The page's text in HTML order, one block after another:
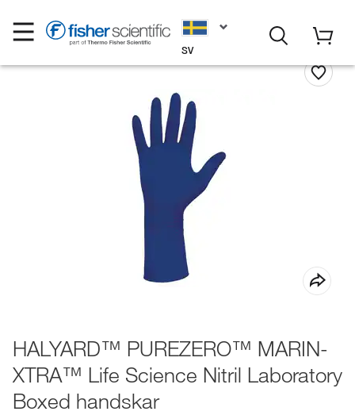
SV
HALYARD™ PUREZERO™ MARIN-
XTRA™ Life Science Nitril Laboratory
Boxed handskar